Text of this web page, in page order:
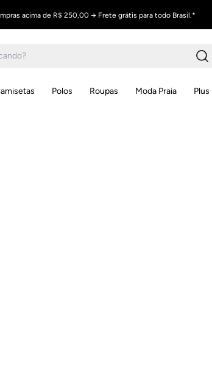
acima de R$ 250,00 → Frete grátis para todo Brasil.*
Polos Roupas Moda Praia Plus